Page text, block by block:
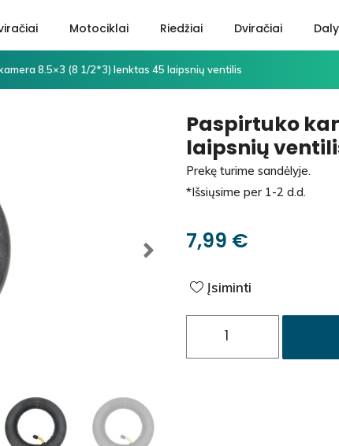
Motociklai Riedžiai Dviračiai
8.5×3 (8 1/2*3) lenktas 45 laipsnių ventilis
Paspirtuko
laipsnių
Prekę turime sandėlyje.
*Išsiųsime per 1-2 d.d.
7,99 €
Įsiminti